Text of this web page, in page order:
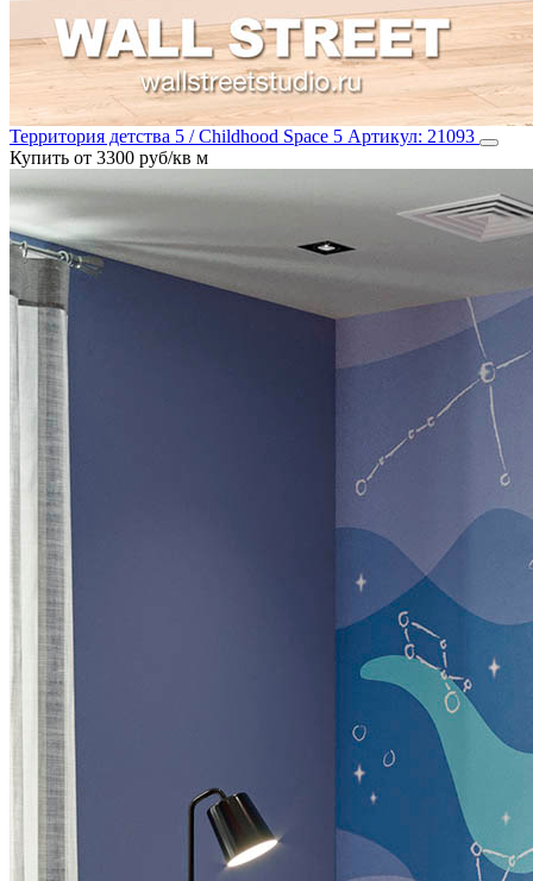
Территория детства 5 / Childhood Space 5 Артикул: 21093
Купить от 3300 руб/кв м